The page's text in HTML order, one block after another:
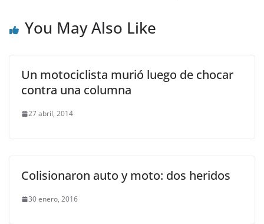
You May Also Like
Un motociclista murió luego de chocar
contra una columna
27 abril, 2014
Colisionaron auto y moto: dos heridos
30 enero, 2016